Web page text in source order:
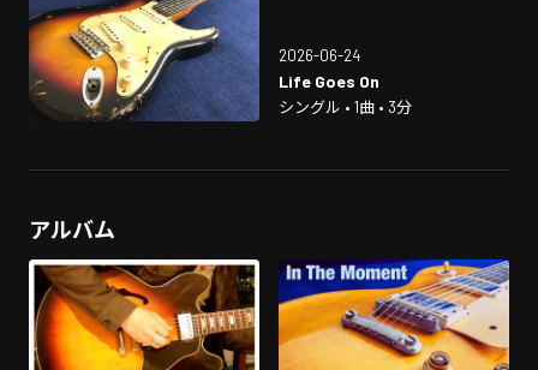
2026-06-24
Life Goes On
シングル • 1曲 • 3分
アルバム